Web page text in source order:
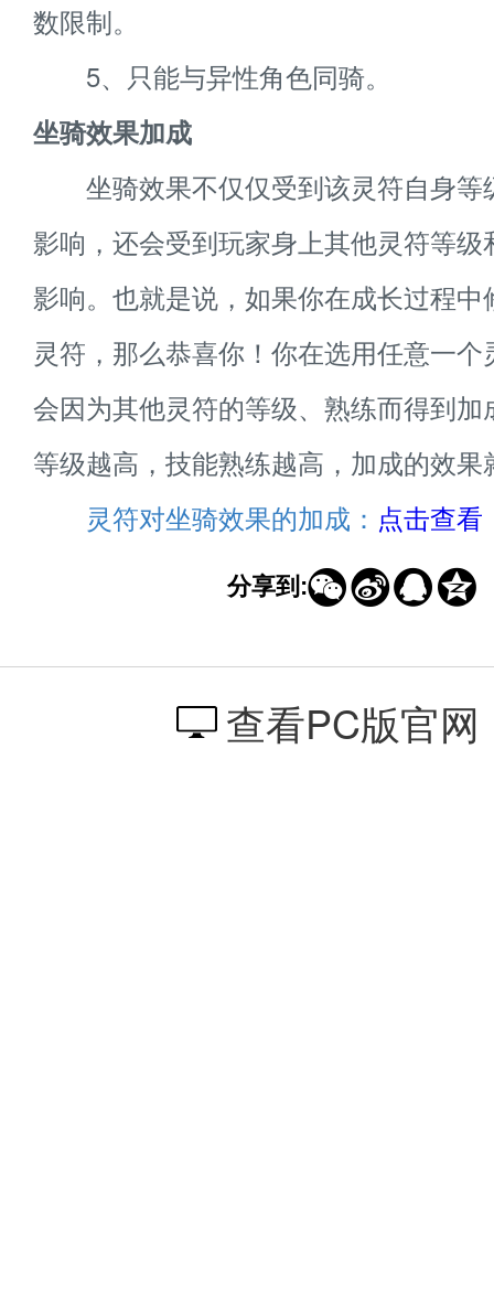
数限制。
5、只能与异性角色同骑。
坐骑效果加成
坐骑效果不仅仅受到该灵符自身等
影响，还会受到玩家身上其他灵符等
影响。也就是说，如果你在成长过程
灵符，那么恭喜你！你在选用任意一
会因为其他灵符的等级、熟练而得到
等级越高，技能熟练越高，加成的效果
灵符对坐骑效果的加成： 点击查看
分享到:
查看PC版官网